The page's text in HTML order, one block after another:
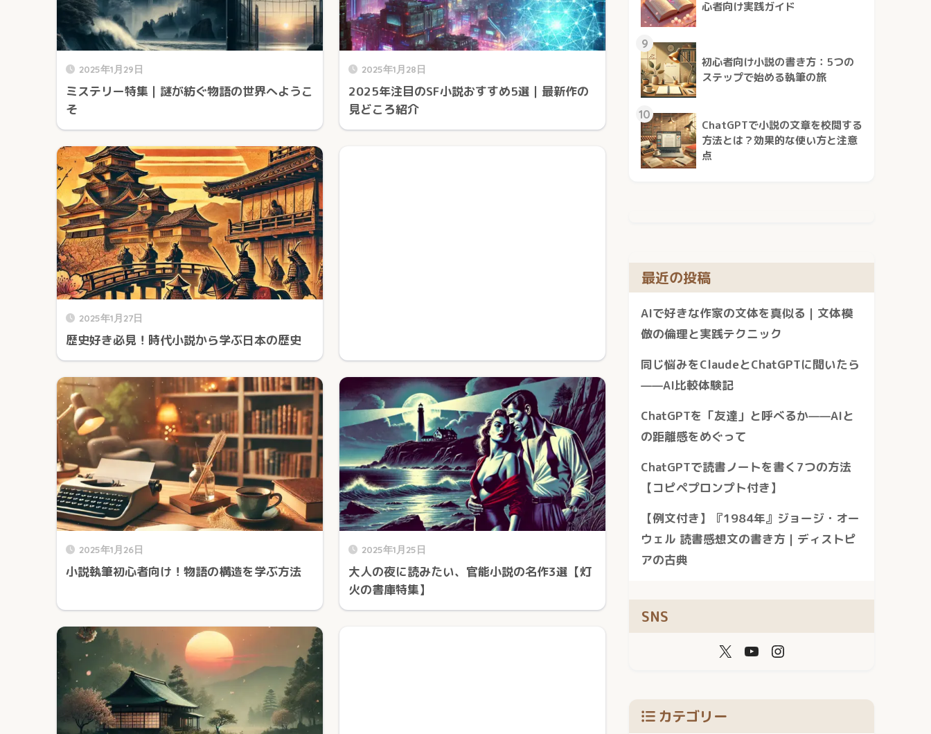
2025年1月29日
ミステリー特集｜謎が紡ぐ物語の世界へようこ
そ
2025年1月28日
2025年注目のSF小説おすすめ5選｜最新作の
見どころ紹介
2025年1月27日
歴史好き必見！時代小説から学ぶ日本の歴史
2025年1月26日
小説執筆初心者向け！物語の構造を学ぶ方法
2025年1月25日
大人の夜に読みたい、官能小説の名作3選【灯
火の書庫特集】
心者向け実践ガイド
9
初心者向け小説の書き方：5つの
ステップで始める執筆の旅
10
ChatGPTで小説の文章を校閲する
方法とは？効果的な使い方と注意
点
最近の投稿
AIで好きな作家の文体を真似る｜文体模
倣の倫理と実践テクニック
同じ悩みをClaudeとChatGPTに聞いたら
——AI比較体験記
ChatGPTを「友達」と呼べるか——AIと
の距離感をめぐって
ChatGPTで読書ノートを書く7つの方法
【コピペプロンプト付き】
【例文付き】『1984年』ジョージ・オー
ウェル 読書感想文の書き方｜ディストピ
アの古典
SNS
カテゴリー